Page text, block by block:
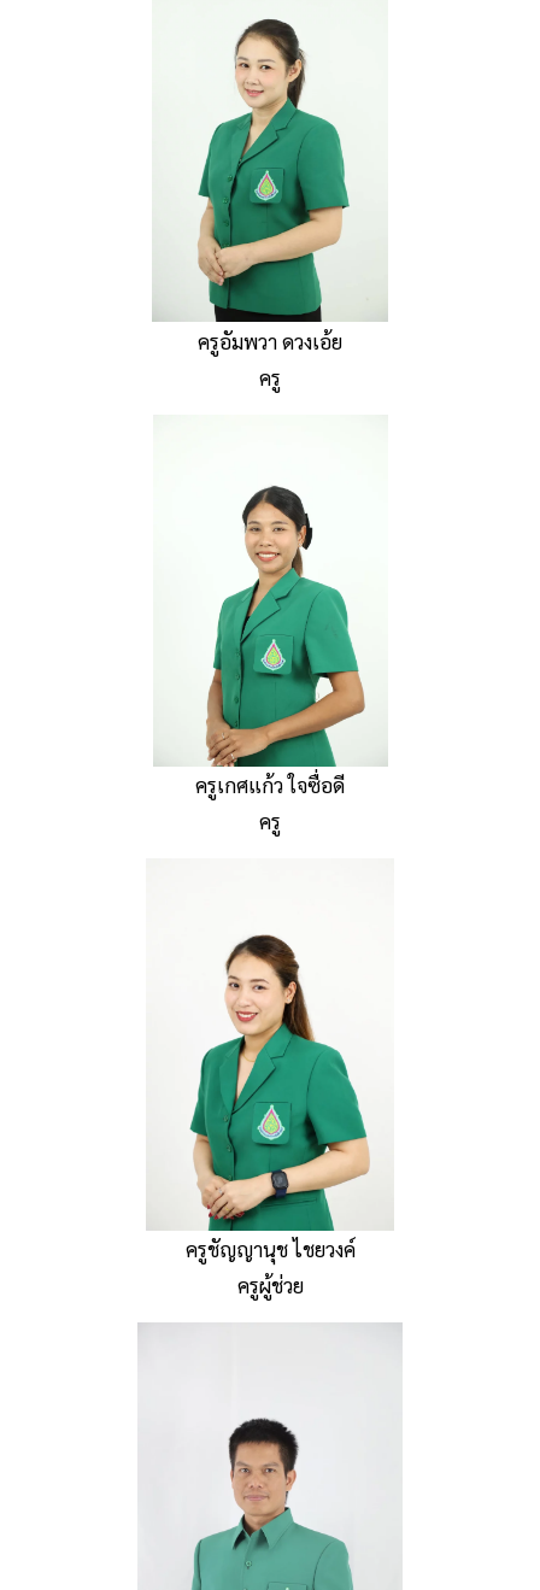
ครูอัมพวา ดวงเอ้ย
ครู
ครูเกศแก้ว ใจซื่อดี
ครู
ครูชัญญานุช ไชยวงค์
ครูผู้ช่วย